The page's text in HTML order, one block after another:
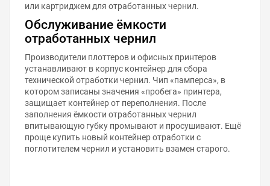
или картриджем для отработанных чернил.
Обслуживание ёмкости
отработанных чернил
Производители плоттеров и офисных принтеров
устанавливают в корпус контейнер для сбора
технической отработки чернил. Чип «памперса», в
котором записаны значения «пробега» принтера,
защищает контейнер от переполнения. После
заполнения ёмкости отработанных чернил
впитывающую губку промывают и просушивают. Ещё
проще купить новый контейнер отработки с
поглотителем чернил и установить взамен старого.